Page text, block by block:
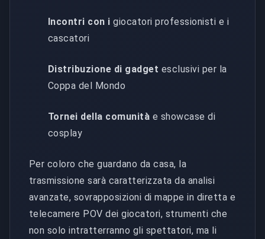
Incontri con i giocatori professionisti e i
cascatori
Distribuzione di gadget esclusivi per la
Coppa del Mondo
Tornei della comunità e showcase di
cosplay
Per coloro che guardano da casa, la
trasmissione sarà caratterizzata da analisi
avanzate, sovrapposizioni di mappe in diretta e
telecamere POV dei giocatori, strumenti che
non solo intratterranno gli spettatori, ma li